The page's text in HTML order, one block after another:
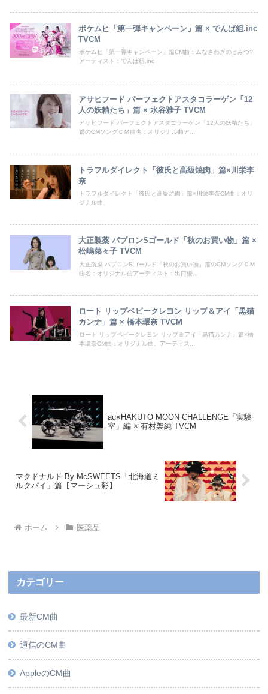
ポケムヒ「第一弾キャンペーン」篇 × でんぱ組.inc
TVCM
ポケムヒ「第一弾キャンペーン」篇CM曲：ムなさわぎのヒみつ?
アーティスト：でんぱ組.inc
アサヒフード パーフェクトアスタコラーゲン「12
人の妖精たち」篇 × 水谷雅子 TVCM
アサヒフード パーフェクトアスタコラーゲン「12人の妖精たち」
篇のCMソングＣＭ曲名：オリジナル曲ア...
トラフルダイレクト「彼氏と高級焼肉」篇×川栄李
奈
トラフルダイレクト「彼氏と高級焼肉」篇×川栄李奈CM曲：オリ
ジナル曲、
大正製薬 パブロンSゴールド「秋のお買い物」篇 ×
松嶋菜々子 TVCM
大正製薬 パブロンSゴールド「秋のお買い物」篇のCMソングＣＭ
曲名：オリジナル曲アーティスト：出口優...
ロート リップベビークレヨン リップ＆アイ「黒猫
カンナ」篇 × 橋本環奈 TVCM
ロート リップベビークレヨン リップ＆アイ「黒猫カンナ」篇×橋
本環奈CM曲：オリジナル曲、アーティス...
au×HAKUTO MOON CHALLENGE「実験
室」編 × 有村架純 TVCM
マクドナルド By McSWEETS「北海道ミ
ルクパイ」篇【マーシュ彩】
ホーム 医薬品
カテゴリー
最新CM曲
通信のCM曲
AppleのCM曲